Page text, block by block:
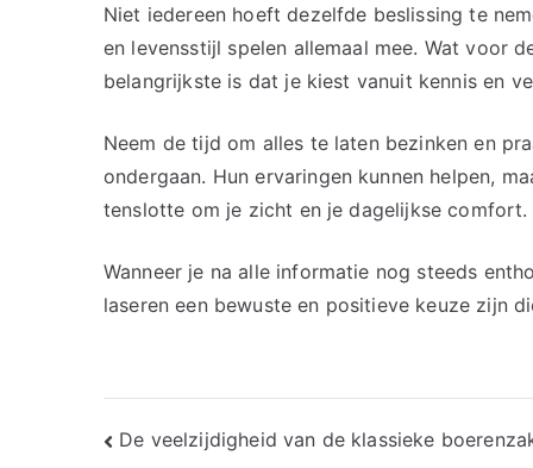
Niet iedereen hoeft dezelfde beslissing te
en levensstijl spelen allemaal mee. Wat voor
belangrijkste is dat je kiest vanuit kennis en
Neem de tijd om alles te laten bezinken en
ondergaan. Hun ervaringen kunnen helpen,
tenslotte om je zicht en je dagelijkse comfort.
Wanneer je na alle informatie nog steeds
laseren een bewuste en positieve keuze zijn
Bericht
De veelzijdigheid van de klassieke